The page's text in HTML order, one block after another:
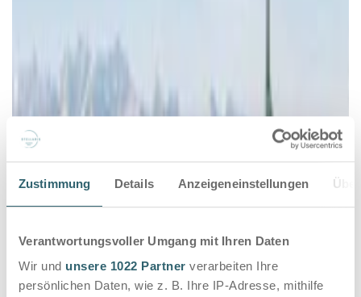
Zustimmung Details Anzeigeneinstellungen
Verantwortungsvoller Umgang mit Ihren Daten
Wir und unsere 1022 Partner verarbeiten Ihre
persönlichen Daten, wie z. B. Ihre IP-Adresse, mithilfe